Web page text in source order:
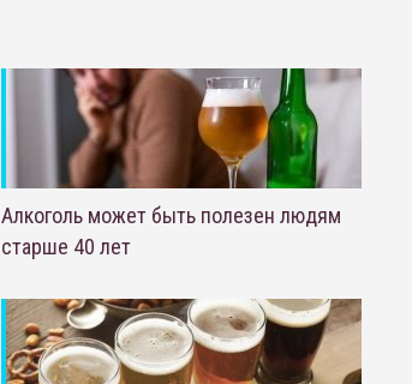
Алкоголь может быть полезен людям
старше 40 лет